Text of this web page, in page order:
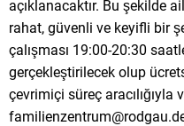
açıklanacaktır. Bu şekilde
rahat, güvenli ve keyifli bir
çalışması 19:00-20:30
gerçekleştirilecek olup
çevrimiçi süreç